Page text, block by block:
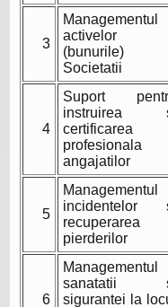
3
Managementul
activelor
(bunurile)
Societatii
4
Suport
instruirea
certificarea
profesionala
angajatilor
5
Managementul
incidentelor
recuperarea
pierderilor
6
Managementul
sanatatii
sigurantei la